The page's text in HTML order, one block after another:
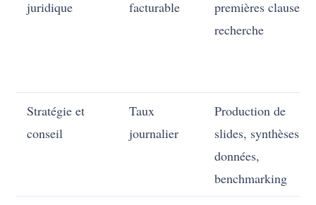
juridique
facturable
premières clauses,
recherche
Stratégie et
conseil
Taux
journalier
Production de
slides, synthèses de
données,
benchmarking